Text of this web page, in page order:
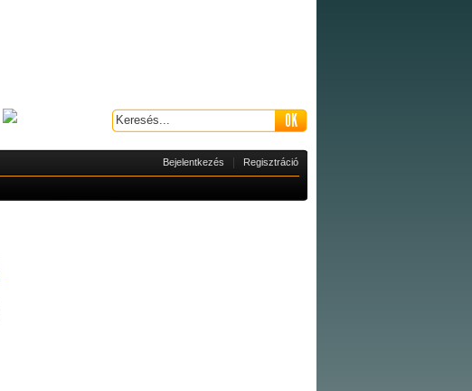
Bejelentkezés Regisztráció